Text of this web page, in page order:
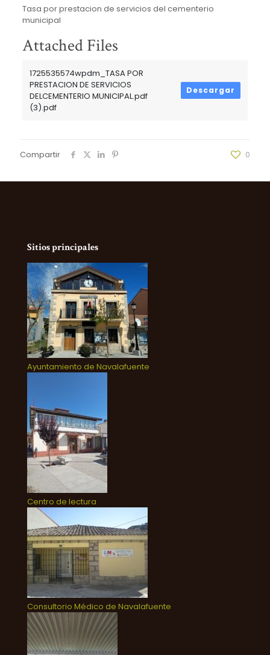
Tasa por prestacion de servicios del cementerio
municipal
Attached Files
1725535574wpdm_TASA POR
PRESTACION DE SERVICIOS
DELCEMENTERIO MUNICIPAL.pdf
(3).pdf
Descargar
Compartir 0
Sitios principales
Ayuntamiento de Navalafuente
Centro de lectura
Consultorio Médico de Navalafuente